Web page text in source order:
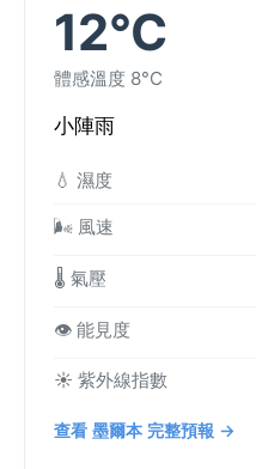
12°C
體感溫度 8°C
小陣雨
💧 濕度
🌬️ 風速
🌡️ 氣壓
👁️ 能見度
☀️ 紫外線指數
查看 墨爾本 完整預報 →